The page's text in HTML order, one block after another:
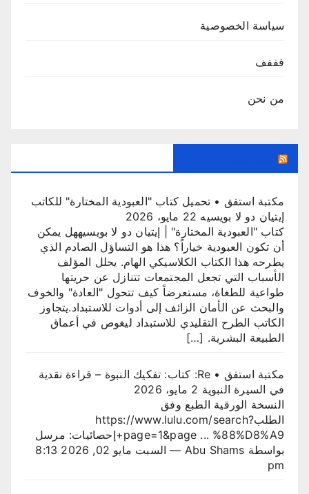
سياسة الخصوصية
فففف
من نحن
مكتبة استفق • تحميل كتاب "العبودية المختارة" للكاتب
إيتيان دو لا بويسيه 22 مايو، 2026
كتاب "العبودية المختارة" | إيتيان دو لا بويسيههل يمكن
أن تكون العبودية خياراً؟ هذا هو التساؤل الصادم الذي
يطرحه هذا الكتاب الكلاسيكي الهام. يحلل المؤلف
الأسباب التي تجعل المجتمعات تتنازل عن حريتها
طواعية للطغاة، مستعرضاً كيف تتحول "العادة" والخوف
والبحث عن الأمان الزائف إلى أدوات للاستبداد.يتجاوز
الكاتب الطرح التقليدي للاستبداد ليغوص في أعماق
الطبيعة البشرية. […]
مكتبة استفق • Re: كتاب: تفكيك النبوة – قراءة نقدية
في السيرة النبوية 2 مايو، 2026
النسخة الورقية الطبع وفق
الطلبhttps://www.lulu.com/search?
page=1&page ... %88%D8%A9+إحصائيات: مرسل
بواسطة Abu Shams — السبت مايو 02, 2026 8:13
pm